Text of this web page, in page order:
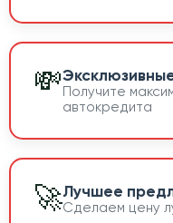
💸Получите
автокредита
🚀Лучшее
Сделаем цену